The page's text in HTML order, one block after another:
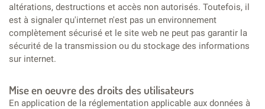
altérations, destructions et accès non autorisés. Toutefois, il
est à signaler qu'internet n'est pas un environnement
complètement sécurisé et le site web ne peut pas garantir la
sécurité de la transmission ou du stockage des informations
sur internet.
Mise en oeuvre des droits des utilisateurs
En application de la réglementation applicable aux données à